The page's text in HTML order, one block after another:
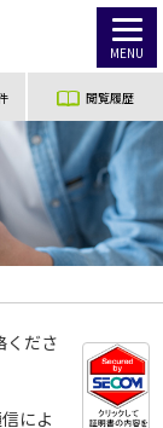
MENU
閲覧履歴
くださ
によ